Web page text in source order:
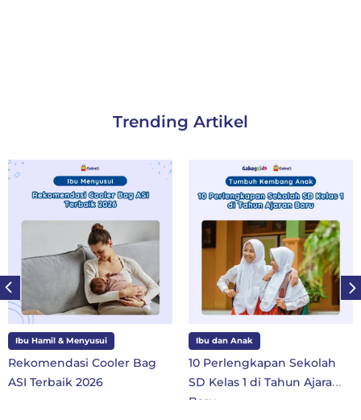
Trending Artikel
Ibu Hamil & Menyusui
Rekomendasi Cooler Bag
ASI Terbaik 2026
Ibu dan Anak
10 Perlengkapan Sekolah
SD Kelas 1 di Tahun Ajaran
Baru